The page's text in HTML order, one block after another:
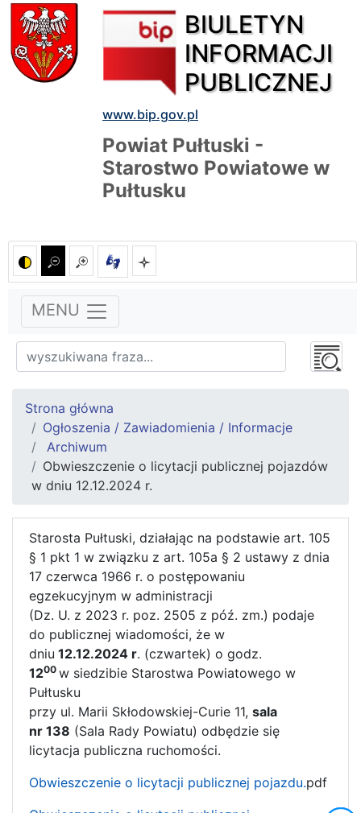
BIULETYN
INFORMACJI
PUBLICZNEJ
www.bip.gov.pl
Powiat Pułtuski -
Starostwo Powiatowe w
Pułtusku
MENU
Strona główna
Ogłoszenia / Zawiadomienia / Informacje
Archiwum
Obwieszczenie o licytacji publicznej pojazdów
w dniu 12.12.2024 r.
Starosta Pułtuski, działając na podstawie art. 105
§ 1 pkt 1 w związku z art. 105a § 2 ustawy z dnia
17 czerwca 1966 r. o postępowaniu
egzekucyjnym w administracji
(Dz. U. z 2023 r. poz. 2505 z póź. zm.) podaje
do publicznej wiadomości, że w
dniu 12.12.2024 r. (czwartek) o godz.
1200 w siedzibie Starostwa Powiatowego w
Pułtusku
przy ul. Marii Skłodowskiej-Curie 11, sala
nr 138 (Sala Rady Powiatu) odbędzie się
licytacja publiczna ruchomości.
Obwieszczenie o licytacji publicznej pojazdu.pdf